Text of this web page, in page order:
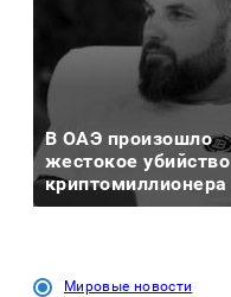
В ОАЭ произошло
жестокое убийство
криптомиллионера
Мировые новости